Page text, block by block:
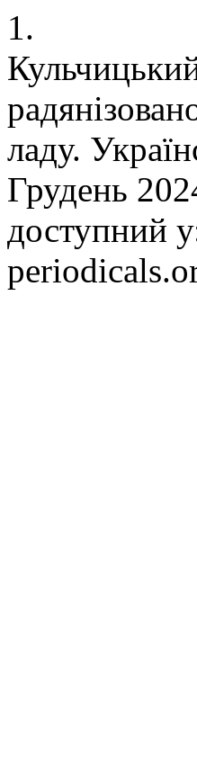
1.
ладу.
Грудень
доступний